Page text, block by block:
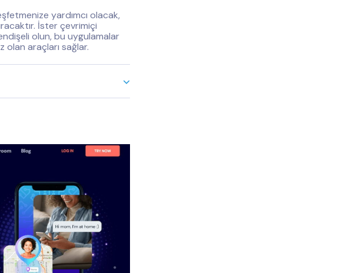
yardımcı olacak,
İster çevrimiçi
olun, bu uygulamalar
olan araçları sağlar.